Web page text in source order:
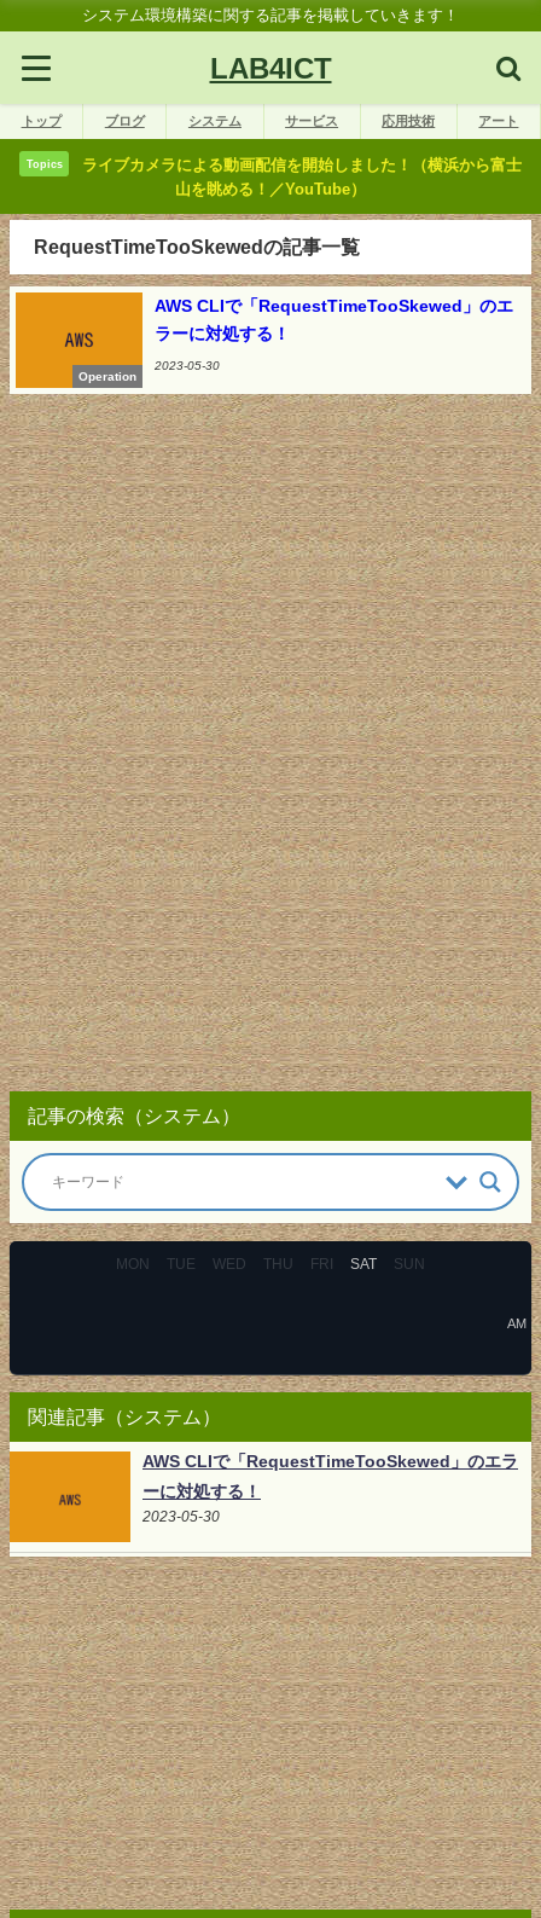
システム環境構築に関する記事を掲載していきます！
LAB4ICT
トップ ブログ システム サービス 応用技術 アート
Topics
ライブカメラによる動画配信を開始しました！（横浜から富士
山を眺める！／YouTube）
RequestTimeTooSkewedの記事一覧
Operation
AWS CLIで「RequestTimeTooSkewed」のエ
ラーに対処する！
2023-05-30
記事の検索（システム）
MON TUE WED THU FRI SAT SUN
AM
関連記事（システム）
AWS CLIで「RequestTimeTooSkewed」のエラ
ーに対処する！
2023-05-30